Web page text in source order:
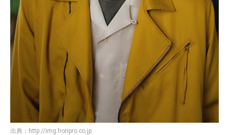
出典： http://img.horipro.co.jp